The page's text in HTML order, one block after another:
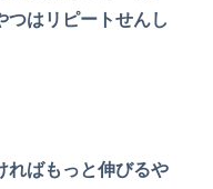
つはリピートせんし
ればもっと伸びるや